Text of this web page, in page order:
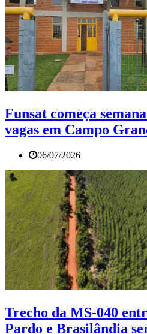
Funsat começa
vagas em Campo
06/07/2026
Trecho da MS-040
Pardo e Brasilândia